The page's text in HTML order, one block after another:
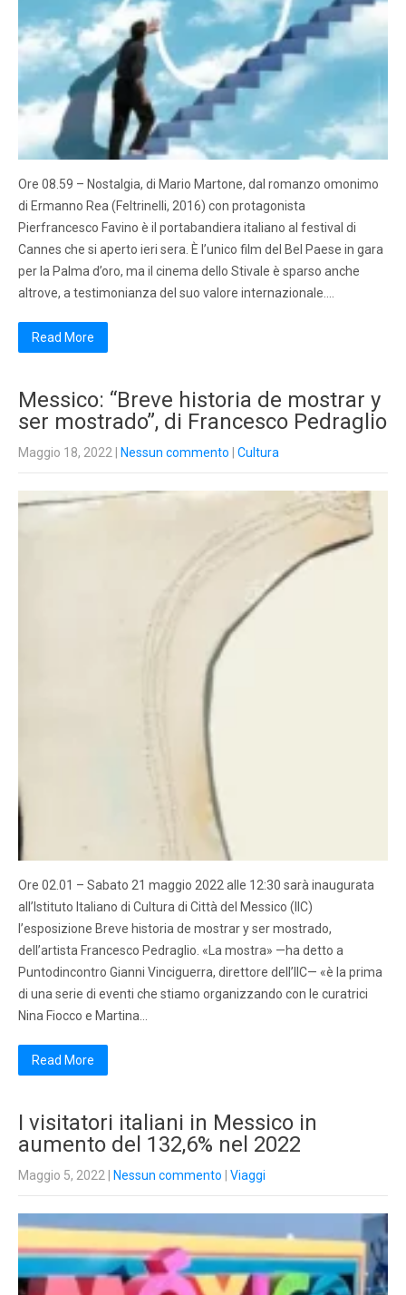
Ore 08.59 – Nostalgia, di Mario Martone, dal romanzo omonimo
di Ermanno Rea (Feltrinelli, 2016) con protagonista
Pierfrancesco Favino è il portabandiera italiano al festival di
Cannes che si aperto ieri sera. È l’unico film del Bel Paese in gara
per la Palma d’oro, ma il cinema dello Stivale è sparso anche
altrove, a testimonianza del suo valore internazionale….
Read More
Messico: “Breve historia de mostrar y
ser mostrado”, di Francesco Pedraglio
Maggio 18, 2022 Nessun commento Cultura
Ore 02.01 – Sabato 21 maggio 2022 alle 12:30 sarà inaugurata
all’Istituto Italiano di Cultura di Città del Messico (IIC)
l’esposizione Breve historia de mostrar y ser mostrado,
dell’artista Francesco Pedraglio. «La mostra» —ha detto a
Puntodincontro Gianni Vinciguerra, direttore dell’IIC— «è la prima
di una serie di eventi che stiamo organizzando con le curatrici
Nina Fiocco e Martina…
Read More
I visitatori italiani in Messico in
aumento del 132,6% nel 2022
Maggio 5, 2022 Nessun commento Viaggi